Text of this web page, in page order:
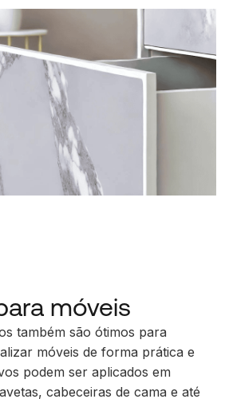
móveis
também são ótimos para
móveis de forma prática e
podem ser aplicados em
cabeceiras de cama e até